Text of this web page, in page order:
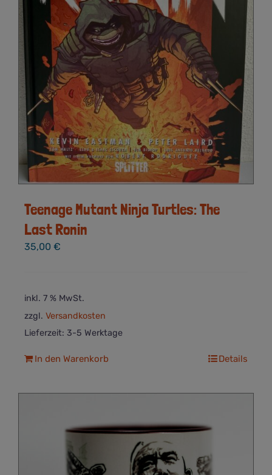
Teenage Mutant Ninja Turtles: The
Last Ronin
35,00 €
inkl. 7 % MwSt.
zzgl. Versandkosten
Lieferzeit: 3-5 Werktage
In den Warenkorb Details